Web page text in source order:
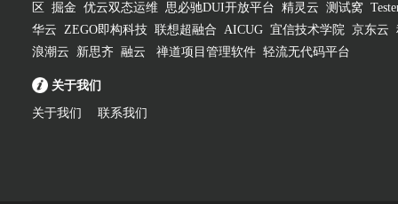
区
掘金 优云双态运维 思必驰DUI开放平台 精灵云 测试窝
华云 ZEGO即构科技 联想超融合 AICUG 宜信技术学院 京东云
浪潮云
新思齐 融云 禅道项目管理软件 轻流无代码平台
关于我们
关于我们 联系我们